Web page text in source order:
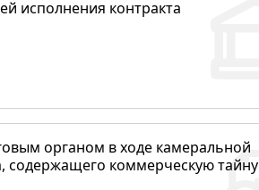
исполнения контракта
органом в ходе камеральной
содержащего коммерческую тайну